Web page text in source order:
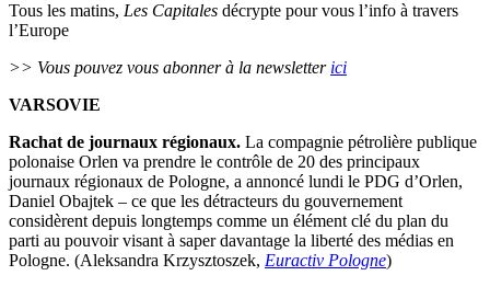
Tous les matins, Les Capitales décrypte pour vous l’info à travers
l’Europe
>> Vous pouvez vous abonner à la newsletter ici
VARSOVIE
Rachat de journaux régionaux. La compagnie pétrolière publique
polonaise Orlen va prendre le contrôle de 20 des principaux
journaux régionaux de Pologne, a annoncé lundi le PDG d’Orlen,
Daniel Obajtek – ce que les détracteurs du gouvernement
considèrent depuis longtemps comme un élément clé du plan du
parti au pouvoir visant à saper davantage la liberté des médias en
Pologne. (Aleksandra Krzysztoszek, Euractiv Pologne)